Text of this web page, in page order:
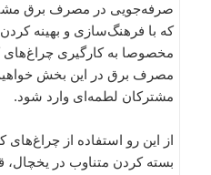
صرفه‌جویی در مصرف برق
که با فرهنگ‌سازی و بهینه
مخصوصا به کارگیری
مصرف برق در این بخش خواهیم
مشترکان لطمه‌ای وارد شود.
از این رو استفاده از
بسته کردن متناوب در یخچال،